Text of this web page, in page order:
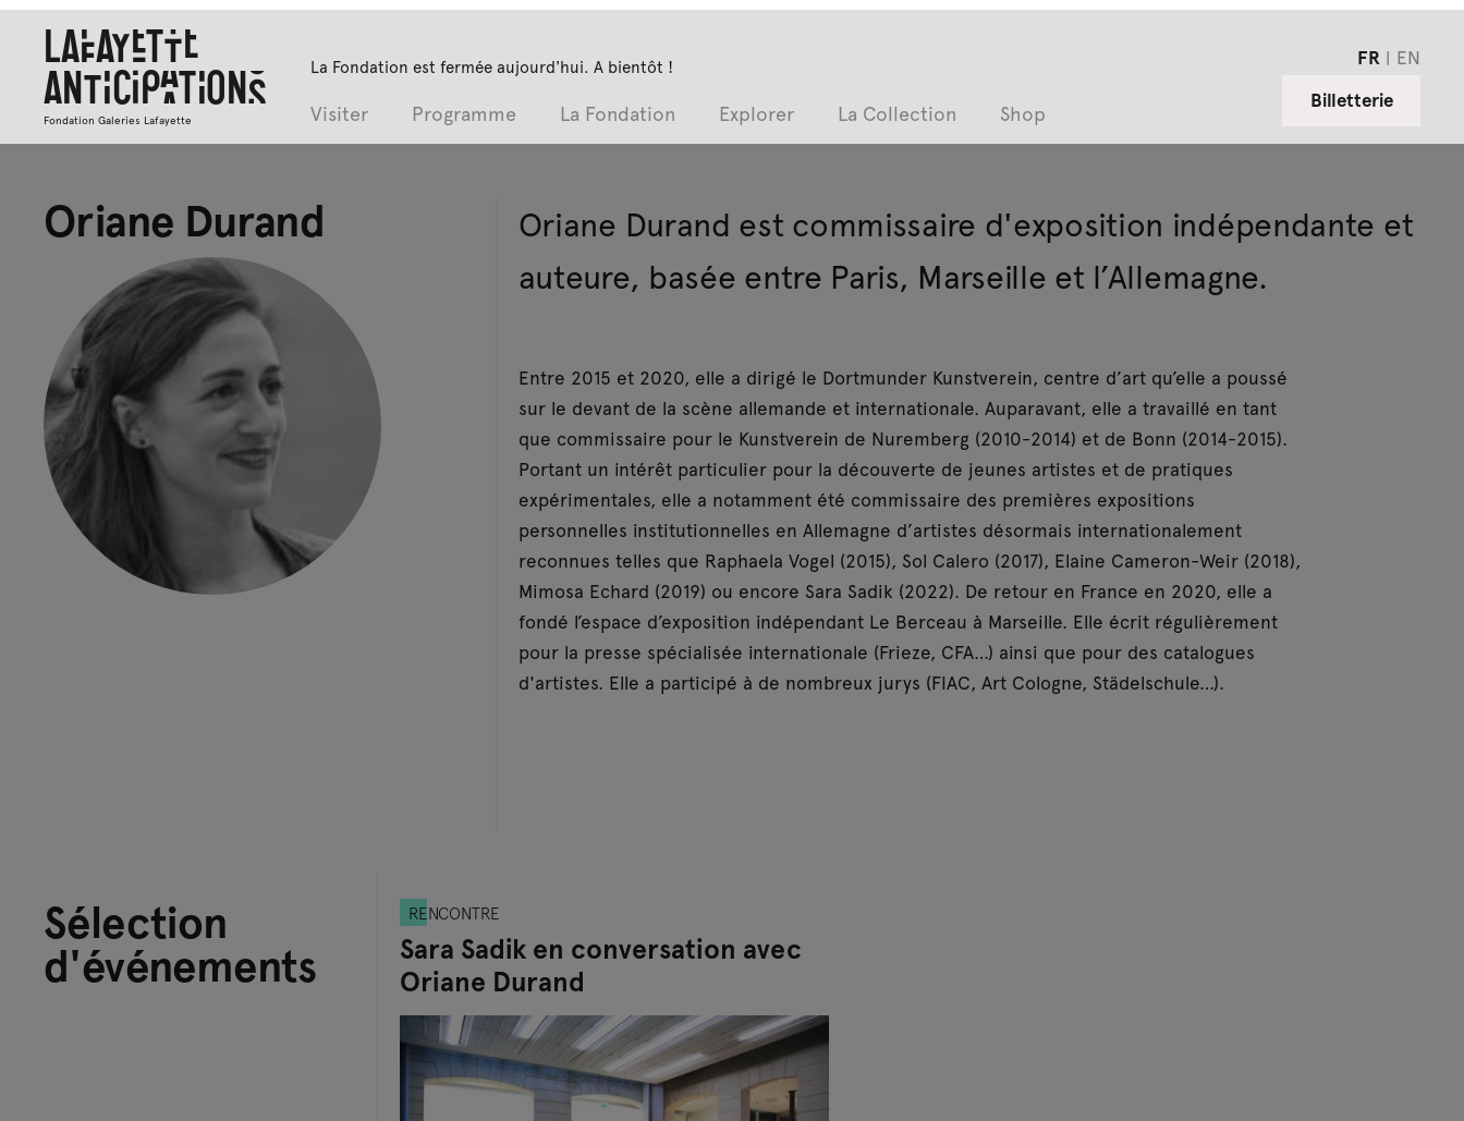
Lafayette
Anticipations
Fondation Galeries Lafayette
La Fondation est fermée aujourd'hui. A bientôt !
Visiter Programme La Fondation Explorer La Collection Shop
FR
EN
Billetterie
Oriane Durand
Oriane Durand est commissaire d'exposition indépendante et
auteure, basée entre Paris, Marseille et l’Allemagne.
Entre 2015 et 2020, elle a dirigé le Dortmunder Kunstverein, centre d’art qu’elle a poussé
sur le devant de la scène allemande et internationale. Auparavant, elle a travaillé en tant
que commissaire pour le Kunstverein de Nuremberg (2010-2014) et de Bonn (2014-2015).
Portant un intérêt particulier pour la découverte de jeunes artistes et de pratiques
expérimentales, elle a notamment été commissaire des premières expositions
personnelles institutionnelles en Allemagne d’artistes désormais internationalement
reconnues telles que Raphaela Vogel (2015), Sol Calero (2017), Elaine Cameron-Weir (2018),
Mimosa Echard (2019) ou encore Sara Sadik (2022). De retour en France en 2020, elle a
fondé l’espace d’exposition indépendant Le Berceau à Marseille. Elle écrit régulièrement
pour la presse spécialisée internationale (Frieze, CFA…) ainsi que pour des catalogues
d'artistes. Elle a participé à de nombreux jurys (FIAC, Art Cologne, Städelschule…).
Sélection
d'événements
RENCONTRE
Sara Sadik en conversation avec
Oriane Durand